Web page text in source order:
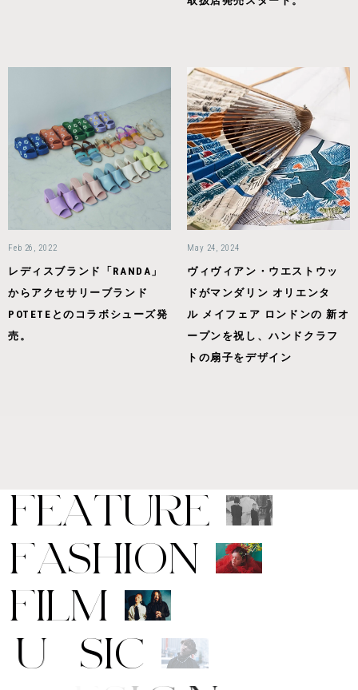
Feb 26, 2022
レディスブランド「RANDA」
からアクセサリーブランド
POTETEとのコラボシューズ発
売。
May 24, 2024
ヴィヴィアン・ウエストウッ
ドがマンダリン オリエンタ
ル メイフェア ロンドンの 新オ
ープンを祝し、ハンドクラフ
トの扇子をデザイン
FEATURE
FASHION
FILM
M
SIC